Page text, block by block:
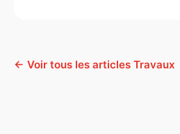
← Voir tous les articles Travaux